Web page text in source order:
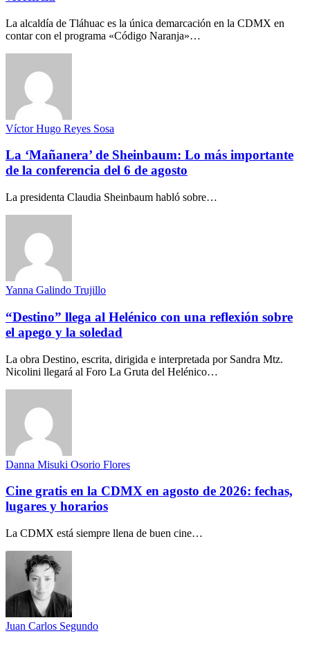
La alcaldía de Tláhuac es la única demarcación en la CDMX en
contar con el programa «Código Naranja»…
Víctor Hugo Reyes Sosa
La ‘Mañanera’ de Sheinbaum: Lo más importante
de la conferencia del 6 de agosto
La presidenta Claudia Sheinbaum habló sobre…
Yanna Galindo Trujillo
“Destino” llega al Helénico con una reflexión sobre
el apego y la soledad
La obra Destino, escrita, dirigida e interpretada por Sandra Mtz.
Nicolini llegará al Foro La Gruta del Helénico…
Danna Misuki Osorio Flores
Cine gratis en la CDMX en agosto de 2026: fechas,
lugares y horarios
La CDMX está siempre llena de buen cine…
Juan Carlos Segundo